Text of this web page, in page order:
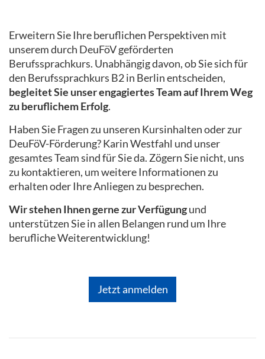
Erweitern Sie Ihre beruflichen Perspektiven mit
unserem durch DeuFöV geförderten
Berufssprachkurs. Unabhängig davon, ob Sie sich für
den Berufssprachkurs B2 in Berlin entscheiden,
begleitet Sie unser engagiertes Team auf Ihrem Weg
zu beruflichem Erfolg.
Haben Sie Fragen zu unseren Kursinhalten oder zur
DeuFöV-Förderung? Karin Westfahl und unser
gesamtes Team sind für Sie da. Zögern Sie nicht, uns
zu kontaktieren, um weitere Informationen zu
erhalten oder Ihre Anliegen zu besprechen.
Wir stehen Ihnen gerne zur Verfügungund
unterstützen Sie in allen Belangen rund um Ihre
berufliche Weiterentwicklung!
Jetzt anmelden